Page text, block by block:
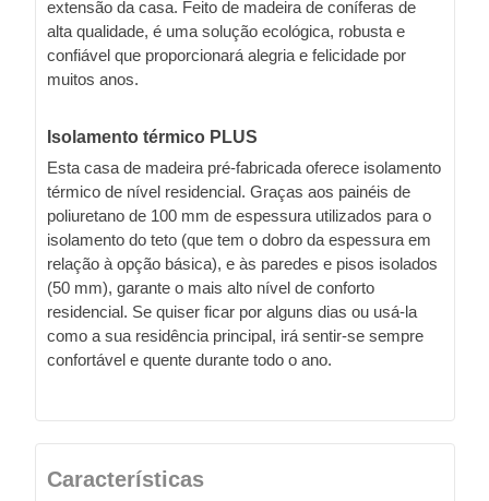
extensão da casa. Feito de madeira de coníferas de
alta qualidade, é uma solução ecológica, robusta e
confiável que proporcionará alegria e felicidade por
muitos anos.
Isolamento térmico PLUS
Esta casa de madeira pré-fabricada oferece isolamento
térmico de nível residencial. Graças aos painéis de
poliuretano de 100 mm de espessura utilizados para o
isolamento do teto (que tem o dobro da espessura em
relação à opção básica), e às paredes e pisos isolados
(50 mm), garante o mais alto nível de conforto
residencial. Se quiser ficar por alguns dias ou usá-la
como a sua residência principal, irá sentir-se sempre
confortável e quente durante todo o ano.
Características